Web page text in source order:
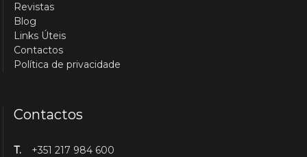
Revistas
Blog
Links Úteis
Contactos
Política de privacidade
Contactos
T. +351 217 984 600